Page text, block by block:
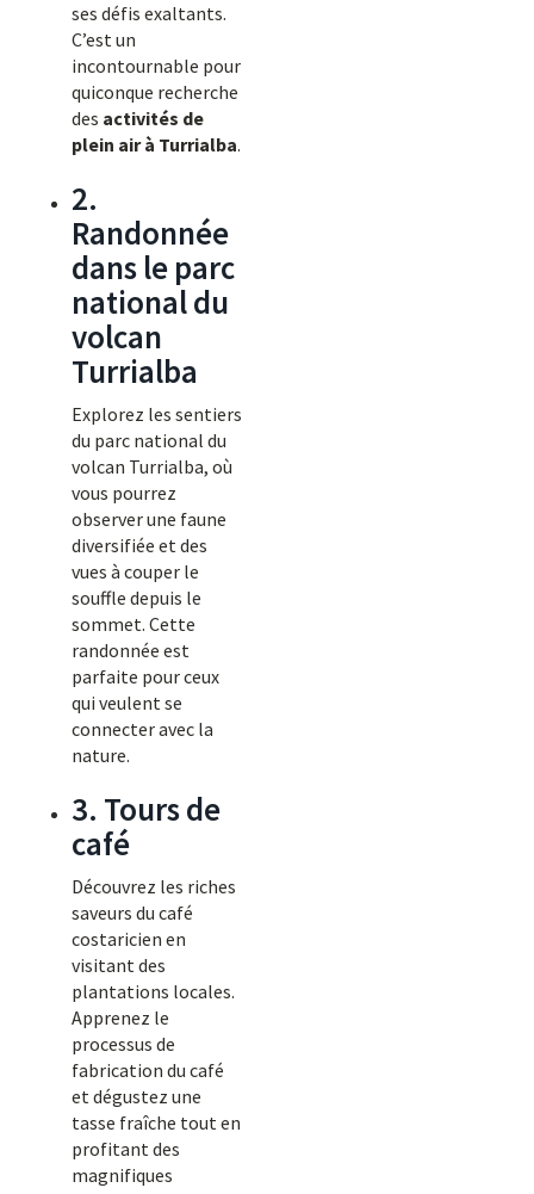
ses défis exaltants.
C’est un
incontournable pour
quiconque recherche
des activités de
plein air à Turrialba.
2.
Randonnée
dans le parc
national du
volcan
Turrialba
Explorez les sentiers
du parc national du
volcan Turrialba, où
vous pourrez
observer une faune
diversifiée et des
vues à couper le
souffle depuis le
sommet. Cette
randonnée est
parfaite pour ceux
qui veulent se
connecter avec la
nature.
3. Tours de
café
Découvrez les riches
saveurs du café
costaricien en
visitant des
plantations locales.
Apprenez le
processus de
fabrication du café
et dégustez une
tasse fraîche tout en
profitant des
magnifiques